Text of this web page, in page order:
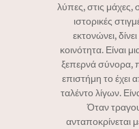
λύπες, στις μάχες,
ιστορικές
εκτονώνει,
κοινότητα. Είναι
ξεπερνά σύνορα,
επιστήμη το έχει
ταλέντο λίγων.
Όταν
ανταποκρίνεται